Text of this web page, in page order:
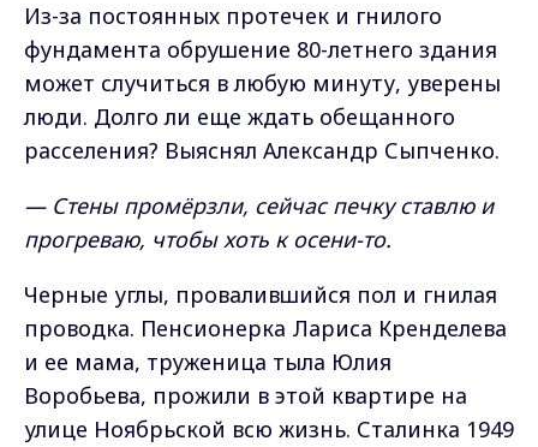
Из-за постоянных протечек и гнилого
фундамента обрушение 80-летнего здания
может случиться в любую минуту, уверены
люди. Долго ли еще ждать обещанного
расселения? Выяснял Александр Сыпченко.
— Стены промёрзли, сейчас печку ставлю и
прогреваю, чтобы хоть к осени-то.
Черные углы, провалившийся пол и гнилая
проводка. Пенсионерка Лариса Кренделева
и ее мама, труженица тыла Юлия
Воробьева, прожили в этой квартире на
улице Ноябрьской всю жизнь. Сталинка 1949